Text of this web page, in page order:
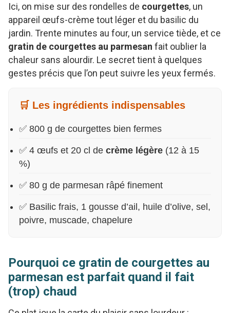
Ici, on mise sur des rondelles de courgettes, un
appareil œufs-crème tout léger et du basilic du
jardin. Trente minutes au four, un service tiède, et ce
gratin de courgettes au parmesan fait oublier la
chaleur sans alourdir. Le secret tient à quelques
gestes précis que l’on peut suivre les yeux fermés.
🛒 Les ingrédients indispensables
✅ 800 g de courgettes bien fermes
✅ 4 œufs et 20 cl de crème légère (12 à 15
%)
✅ 80 g de parmesan râpé finement
✅ Basilic frais, 1 gousse d’ail, huile d’olive, sel,
poivre, muscade, chapelure
Pourquoi ce gratin de courgettes au
parmesan est parfait quand il fait
(trop) chaud